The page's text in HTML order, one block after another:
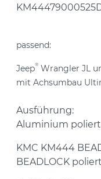
passend:
Jeep® Wrangler JL
mit Achsumbau
Ausführung:
Aluminium poliert
KMC KM444
BEADLOCK poliert